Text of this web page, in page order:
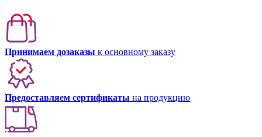
Принимаем дозаказы к основному заказу
Предоставляем сертификаты на продукцию